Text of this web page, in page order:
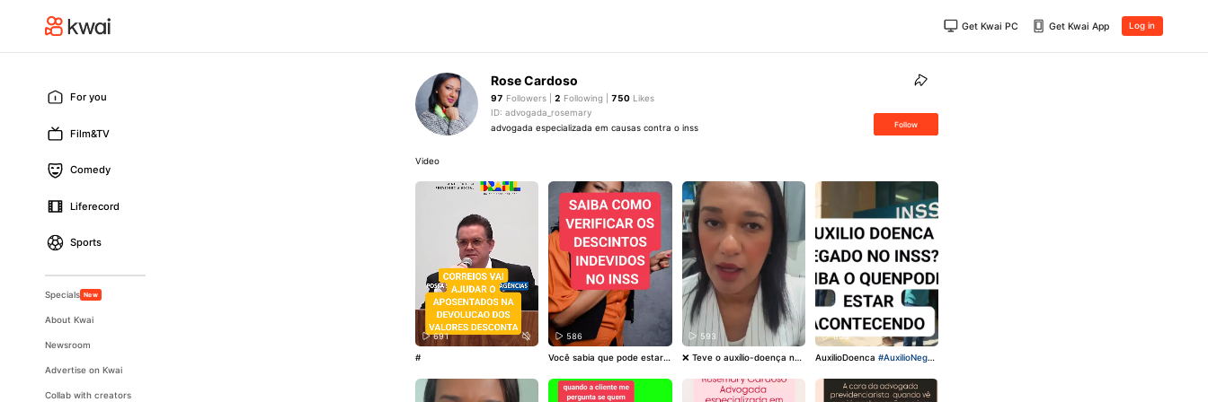
Get Kwai PC Get Kwai App Log in
For you
Film&TV
Comedy
Liferecord
Sports
Specials New
About Kwai
Newsroom
Advertise on Kwai
Collab with creators
Rose Cardoso
97 Followers |2 Following |750 Likes
ID: advogada_rosemary
advogada especializada em causas contra o inss
Follow
Video
691
#
586
Você sabia que pode estar t
a sua aposentadoria do INS
S? 💸 Empréstimos não reco
593
❌ Teve o auxílio-doença neg
depressão ou ansiedade? Vo
cê não está sozinho(a)! 🧠 A
866
AuxilioDoenca#AuxilioNegad
NSS #PericiaINSS #Advogad
oPrevidenciarioAuxilioDoen